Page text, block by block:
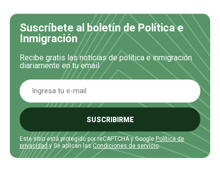
Suscríbete al boletín de Política e
Inmigración
Recibe gratis las noticias de política e inmigración
diariamente en tu email
SUSCRIBIRME
Este sitio está protegido por reCAPTCHA y Google Política de
privacidad y Se aplican lasCondiciones de servicio.